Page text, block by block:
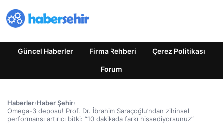
Güncel Haberler Firma Rehberi Çerez Politikası
Forum
Haberler›Haber Şehir›
Omega-3 deposu! Prof. Dr. İbrahim Saraçoğlu’ndan zihinsel
performansı artırıcı bitki: “10 dakikada farkı hissediyorsunuz”